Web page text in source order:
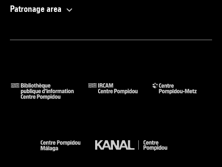
Patronage area